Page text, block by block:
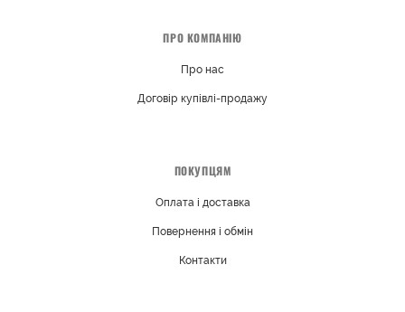
ПРО КОМПАНІЮ
Про нас
Договір купівлі-продажу
ПОКУПЦЯМ
Оплата і доставка
Повернення і обмін
Контакти